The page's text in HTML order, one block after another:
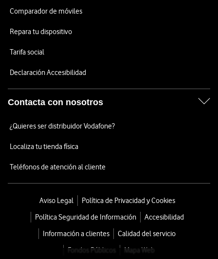
Comparador de móviles
Repara tu dispositivo
Tarifa social
Declaración Accesibilidad
Contacta con nosotros
¿Quieres ser distribuidor Vodafone?
Localiza tu tienda física
Teléfonos de atención al cliente
Aviso Legal
Política de Privacidad y Cookies
Política Seguridad de Información
Accesibilidad
Información a clientes
Calidad del servicio
Fondos Públicos
Mapa Web